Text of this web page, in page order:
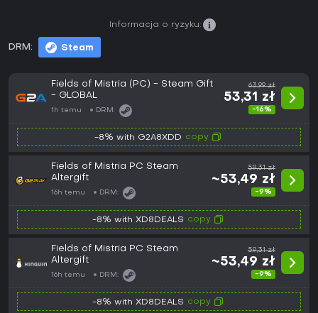
DRM: Steam
Informacja o ryzyku:
Fields of Mistria (PC) - Steam Gift
- GLOBAL
1h temu DRM:
63,99 zł
53,31 zł
-16%
-8% with G2A8XDD copy
Fields of Mistria PC Steam
Altergift
16h temu DRM:
59,31 zł
~53,49 zł
-9%
-8% with XD8DEALS copy
Fields of Mistria PC Steam
Altergift
16h temu DRM:
59,31 zł
~53,49 zł
-9%
-8% with XD8DEALS copy